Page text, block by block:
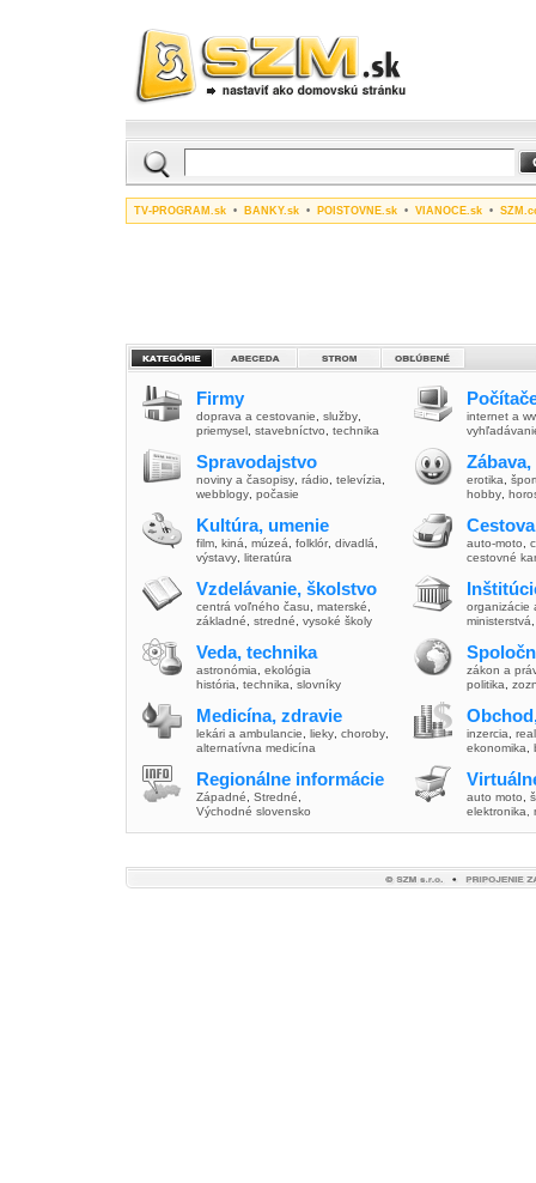
TV-PROGRAM.sk • BANKY.sk • POISTOVNE.sk • VIANOCE.sk •
Firmy
doprava a cestovanie služby
priemysel stavebníctvo technika
Spravodajstvo
noviny a časopisy rádio televízia
webblogy počasie
Kultúra, umenie
film kiná múzeá folklór, divadlá
výstavy literatúra
Vzdelávanie, školstvo
centrá voľného času materské
základné
stredné vysoké školy
Veda, technika
astronómia
ekológia
história
technika slovníky
Medicína, zdravie
lekári a ambulancie lieky choroby
alternatívna medicína
Regionálne informácie
Západné Stredné
Východné slovensko
internet a
erotika
hobby
auto-moto
cestovné
organizácie
ministerstvá
zákon a
politika
inzercia
ekonomika
auto moto
elektronika,